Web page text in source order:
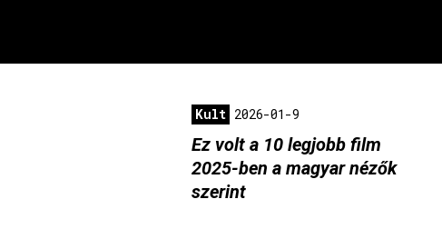
Kult 2026-01-9
Ez volt a 10 legjobb film
2025-ben a magyar nézők
szerint